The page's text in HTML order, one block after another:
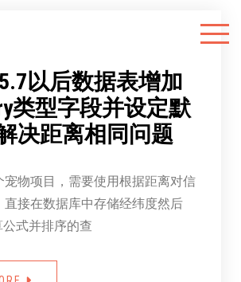
5.7以后数据表增加
类型字段并设定默
决距离相同问题
宠物项目，需要使用根据距离对信
直接在数据库中存储经纬度然后
式并排序的查